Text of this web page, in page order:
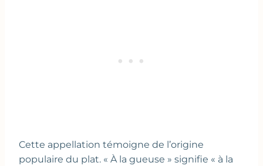
Cette appellation témoigne de l’origine
populaire du plat. « À la gueuse » signifie « à la